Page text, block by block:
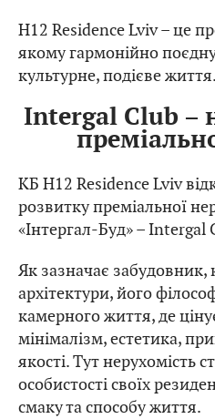
H12 Residence Lviv – це
якому гармонійно
культурне, подієве життя.
Intergal Club –
КБ H12 Residence Lviv
розвитку преміальної
«Інтергал-Буд» – Intergal
Як зазначає забудовник,
архітектури, його
камерного життя, де
мінімалізм, естетика,
якості. Тут нерухомість
особистості своїх
смаку та способу життя.